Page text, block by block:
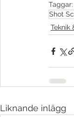
Taggar:
Shot
Teknik
Liknande inlägg